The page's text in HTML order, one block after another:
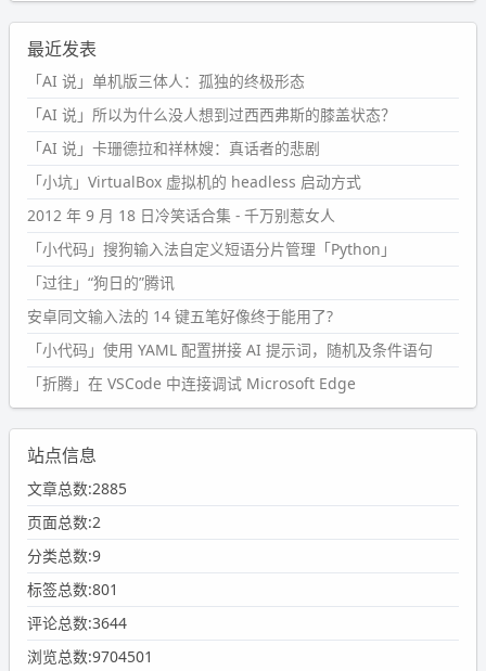
最近发表
「AI 说」单机版三体人：孤独的终极形态
「AI 说」所以为什么没人想到过西西弗斯的膝盖状态？
「AI 说」卡珊德拉和祥林嫂：真话者的悲剧
「小坑」VirtualBox 虚拟机的 headless 启动方式
2012 年 9 月 18 日冷笑话合集 - 千万别惹女人
「小代码」搜狗输入法自定义短语分片管理「Python」
「过往」“狗日的”腾讯
安卓同文输入法的 14 键五笔好像终于能用了?
「小代码」使用 YAML 配置拼接 AI 提示词，随机及条件语句
「折腾」在 VSCode 中连接调试 Microsoft Edge
站点信息
文章总数:2885
页面总数:2
分类总数:9
标签总数:801
评论总数:3644
浏览总数:9704501